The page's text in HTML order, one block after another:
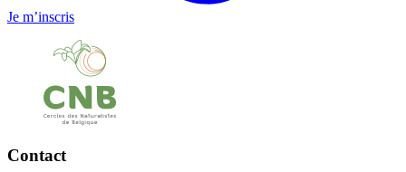
Je m’inscris
Contact